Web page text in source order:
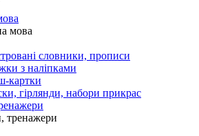
мова
словники, прописи
з наліпками
картки
гірлянди, набори прикрас
тренажери